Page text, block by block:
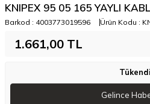
KNIPEX 95 05 165 YAYLI
Barkod : 4003773019596 Ürün Kodu :
1.661,00 TL
Tükendi
Gelince